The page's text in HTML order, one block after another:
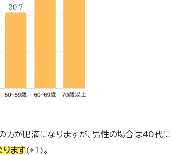
が肥満になりますが、男性の場合は40代に
ます(*1)。